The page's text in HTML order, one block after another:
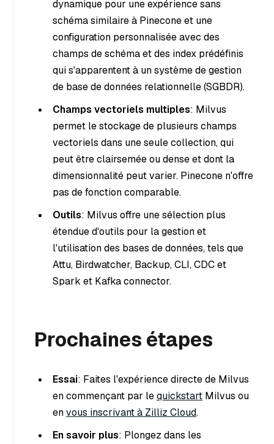
dynamique pour une expérience sans
schéma similaire à Pinecone et une
configuration personnalisée avec des
champs de schéma et des index prédéfinis
qui s'apparentent à un système de gestion
de base de données relationnelle (SGBDR).
Champs vectoriels multiples: Milvus
permet le stockage de plusieurs champs
vectoriels dans une seule collection, qui
peut être clairsemée ou dense et dont la
dimensionnalité peut varier. Pinecone n'offre
pas de fonction comparable.
Outils: Milvus offre une sélection plus
étendue d'outils pour la gestion et
l'utilisation des bases de données, tels que
Attu, Birdwatcher, Backup, CLI, CDC et
Spark et Kafka connector.
Prochaines étapes
Essai: Faites l'expérience directe de Milvus
en commençant par lequickstart Milvus ou
envous inscrivant à Zilliz Cloud.
En savoir plus: Plongez dans les